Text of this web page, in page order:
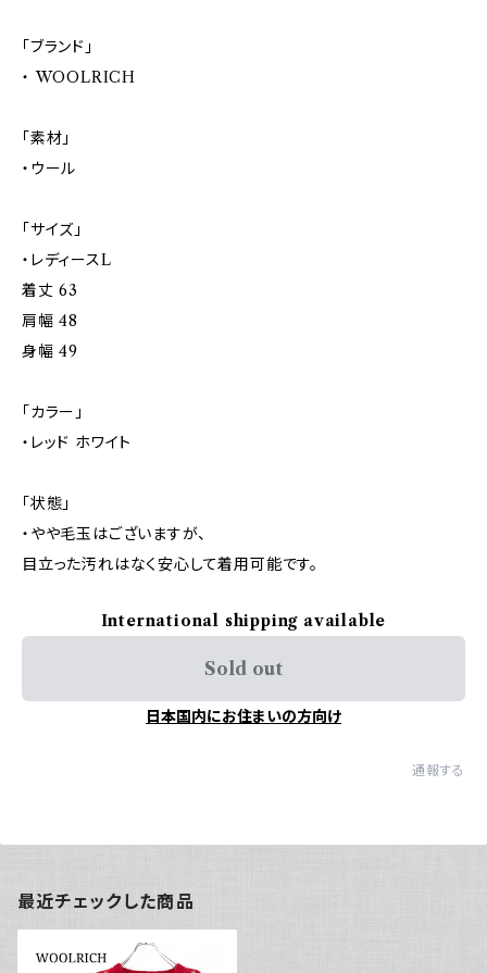
「ブランド」
・ WOOLRICH
「素材」
・ウール
「サイズ」
・レディースL
着丈 63
肩幅 48
身幅 49
「カラー」
・レッド ホワイト
「状態」
・やや毛玉はございますが、
目立った汚れはなく安心して着用可能です。
International shipping available
Sold out
日本国内にお住まいの方向け
通報する
最近チェックした商品